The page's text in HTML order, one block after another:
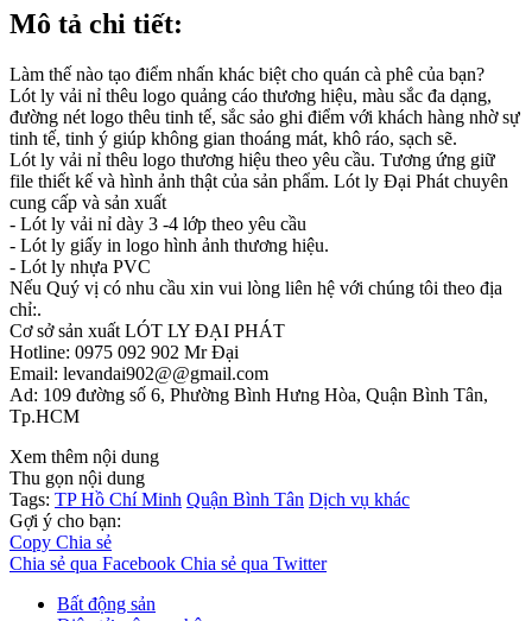
Mô tả chi tiết:
Làm thế nào tạo điểm nhấn khác biệt cho quán cà phê của bạn?
Lót ly vải nỉ thêu logo quảng cáo thương hiệu, màu sắc đa dạng,
đường nét logo thêu tinh tế, sắc sảo ghi điểm với khách hàng nhờ sự
tinh tế, tinh ý giúp không gian thoáng mát, khô ráo, sạch sẽ.
Lót ly vải nỉ thêu logo thương hiệu theo yêu cầu. Tương ứng giữ
file thiết kế và hình ảnh thật của sản phẩm. Lót ly Đại Phát chuyên
cung cấp và sản xuất
- Lót ly vải nỉ dày 3 -4 lớp theo yêu cầu
- Lót ly giấy in logo hình ảnh thương hiệu.
- Lót ly nhựa PVC
Nếu Quý vị có nhu cầu xin vui lòng liên hệ với chúng tôi theo địa
chỉ:.
Cơ sở sản xuất LÓT LY ĐẠI PHÁT
Hotline: 0975 092 902 Mr Đại
Email: levandai902@@gmail.com
Ad: 109 đường số 6, Phường Bình Hưng Hòa, Quận Bình Tân,
Tp.HCM
Xem thêm nội dung
Thu gọn nội dung
Tags: TP Hồ Chí Minh Quận Bình Tân Dịch vụ khác
Gợi ý cho bạn:
Copy Chia sẻ
Chia sẻ qua Facebook Chia sẻ qua Twitter
Bất động sản